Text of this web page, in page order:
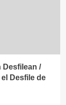
Desfilean /
Desfile de